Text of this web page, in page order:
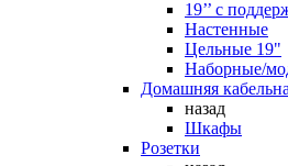
19’’ с
Настенные
Цельные 19"
Наборные/
Домашняя
назад
Шкафы
Розетки